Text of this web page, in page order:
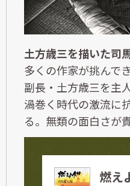
土方歳三を描いた司
多くの作家が挑んで
副長・土方歳三を主
渦巻く時代の激流に
る。無類の面白さが
燃